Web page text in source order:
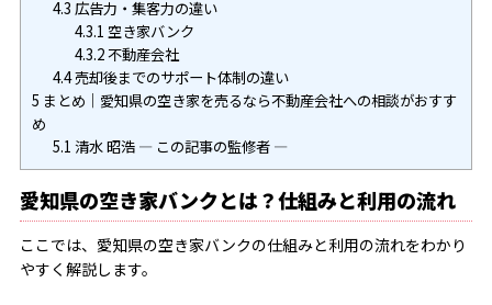
4.3 広告力・集客力の違い
4.3.1 空き家バンク
4.3.2不動産会社
4.4売却後までのサポート体制の違い
5 まとめ｜愛知県の空き家を売るなら不動産会社への相談がおすす
め
5.1 清水 昭浩 ― この記事の監修者 ―
愛知県の空き家バンクとは？仕組みと利用の流れ
ここでは、愛知県の空き家バンクの仕組みと利用の流れをわかり
やすく解説します。